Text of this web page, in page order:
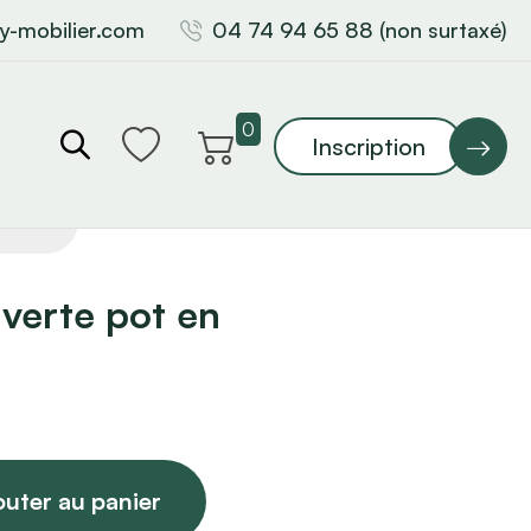
mobilier.com 04 74 94 65 88 (non surtaxé)
0
Inscription
pot en
au panier